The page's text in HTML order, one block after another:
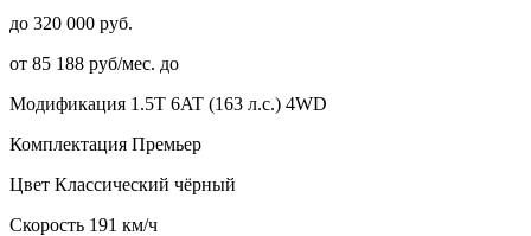
до 320 000 руб.
от 85 188 руб/мес. до
Модификация 1.5T 6AT (163 л.с.) 4WD
Комплектация Премьер
Цвет Классический чёрный
Скорость 191 км/ч